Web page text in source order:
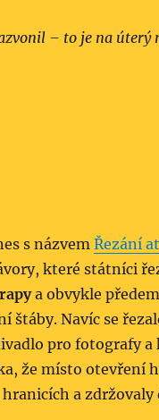
– to je na úterý
s názvem Řezání
které státníci
a obvykle předem
štáby. Navíc se
pro fotografy a
že místo otevření
a